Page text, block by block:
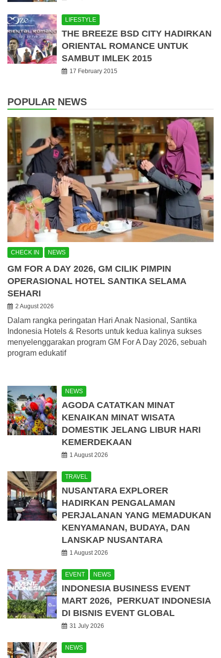
LIFESTYLE
THE BREEZE BSD CITY HADIRKAN
ORIENTAL ROMANCE UNTUK
SAMBUT IMLEK 2015
17 February 2015
POPULAR NEWS
CHECK IN NEWS
GM FOR A DAY 2026, GM CILIK PIMPIN
OPERASIONAL HOTEL SANTIKA SELAMA
SEHARI
2 August 2026
Dalam rangka peringatan Hari Anak Nasional, Santika
Indonesia Hotels & Resorts untuk kedua kalinya sukses
menyelenggarakan program GM For A Day 2026, sebuah
program edukatif
NEWS
AGODA CATATKAN MINAT
KENAIKAN MINAT WISATA
DOMESTIK JELANG LIBUR HARI
KEMERDEKAAN
1 August 2026
TRAVEL
NUSANTARA EXPLORER
HADIRKAN PENGALAMAN
PERJALANAN YANG MEMADUKAN
KENYAMANAN, BUDAYA, DAN
LANSKAP NUSANTARA
1 August 2026
EVENT NEWS
INDONESIA BUSINESS EVENT
MART 2026, PERKUAT INDONESIA
DI BISNIS EVENT GLOBAL
31 July 2026
NEWS